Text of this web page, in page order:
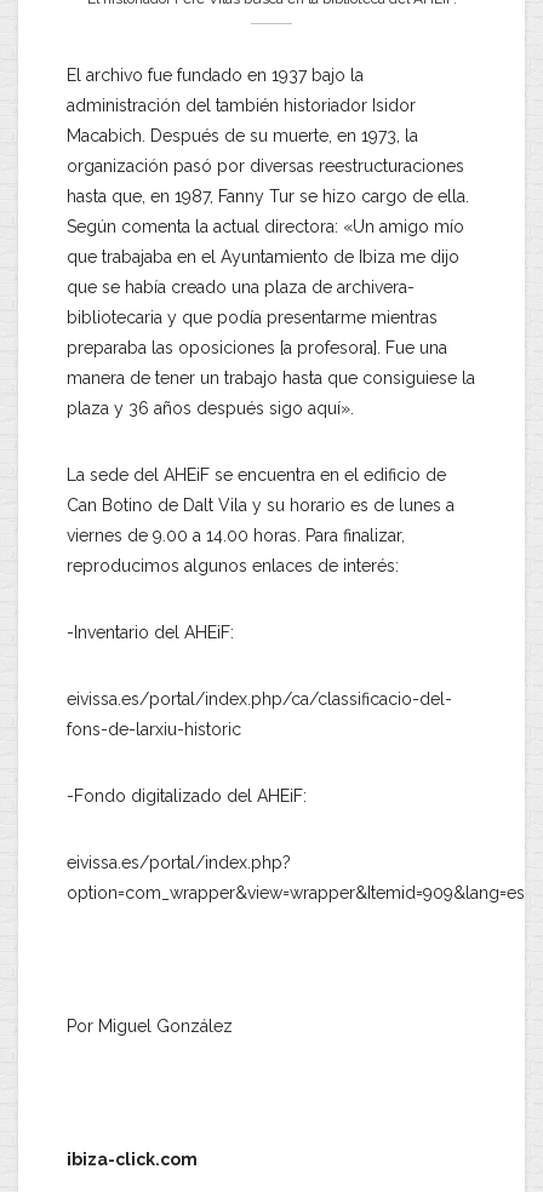
El archivo fue fundado en 1937 bajo la
administración del también historiador Isidor
Macabich. Después de su muerte, en 1973, la
organización pasó por diversas reestructuraciones
hasta que, en 1987, Fanny Tur se hizo cargo de ella.
Según comenta la actual directora: «Un amigo mío
que trabajaba en el Ayuntamiento de Ibiza me dijo
que se había creado una plaza de archivera-
bibliotecaria y que podía presentarme mientras
preparaba las oposiciones [a profesora]. Fue una
manera de tener un trabajo hasta que consiguiese la
plaza y 36 años después sigo aquí».
La sede del AHEiF se encuentra en el edificio de
Can Botino de Dalt Vila y su horario es de lunes a
viernes de 9.00 a 14.00 horas. Para finalizar,
reproducimos algunos enlaces de interés:
-Inventario del AHEiF:
eivissa.es/portal/index.php/ca/classificacio-del-
fons-de-larxiu-historic
-Fondo digitalizado del AHEiF:
eivissa.es/portal/index.php?
option=com_wrapper&view=wrapper&Itemid=909&lang=es
Por Miguel González
ibiza-click.com